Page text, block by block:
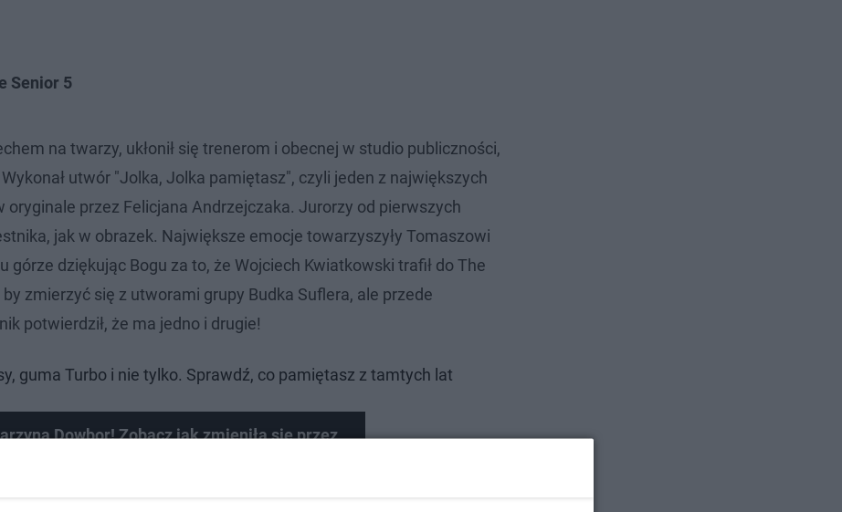
Senior 5
na twarzy, ukłonił się trenerom i obecnej w studio publiczności,
utwór "Jolka, Jolka pamiętasz", czyli jeden z największych
przez Felicjana Andrzejczaka. Jurorzy od pierwszych
jak w obrazek. Największe emocje towarzyszyły Tomaszowi
górze dziękując Bogu za to, że Wojciech Kwiatkowski trafił do The
zmierzyć się z utworami grupy Budka Suflera, ale przede
potwierdził, że ma jedno i drugie!
guma Turbo i nie tylko. Sprawdź, co pamiętasz z tamtych lat
Dowbor! Zobacz jak zmieniła się przez
2